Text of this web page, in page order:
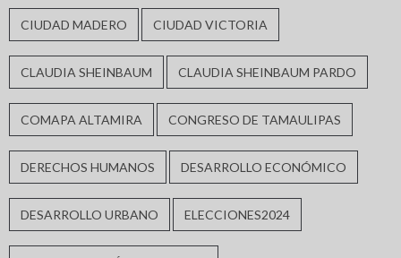
CIUDAD MADERO CIUDAD VICTORIA
CLAUDIA SHEINBAUM CLAUDIA SHEINBAUM PARDO
COMAPA ALTAMIRA CONGRESO DE TAMAULIPAS
DERECHOS HUMANOS DESARROLLO ECONÓMICO
DESARROLLO URBANO ELECCIONES2024